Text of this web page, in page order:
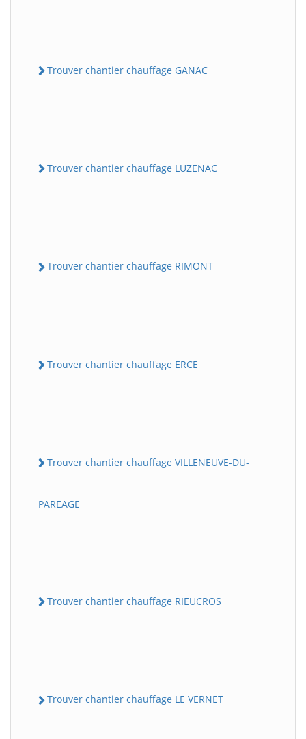
Trouver chantier chauffage GANAC
Trouver chantier chauffage LUZENAC
Trouver chantier chauffage RIMONT
Trouver chantier chauffage ERCE
Trouver chantier chauffage VILLENEUVE-DU-
PAREAGE
Trouver chantier chauffage RIEUCROS
Trouver chantier chauffage LE VERNET